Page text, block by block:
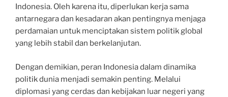
Indonesia. Oleh karena itu, diperlukan kerja sama
antarnegara dan kesadaran akan pentingnya menjaga
perdamaian untuk menciptakan sistem politik global
yang lebih stabil dan berkelanjutan.
Dengan demikian, peran Indonesia dalam dinamika
politik dunia menjadi semakin penting. Melalui
diplomasi yang cerdas dan kebijakan luar negeri yang